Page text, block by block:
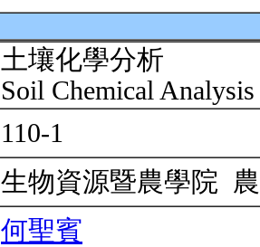
土壤化學分析
Soil Chemical
110-1
生物資源暨農學院
何聖賓